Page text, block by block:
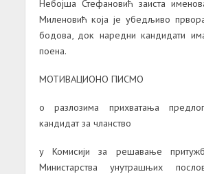
Небојша Стефановић заиста
Миленовић која је убедљиво
бодова, док наредни кандидати
поена.
МОТИВАЦИОНО ПИСМО
о разлозима прихватања
кандидат за чланство
у Комисији за решавање
Министарства унутрашњих